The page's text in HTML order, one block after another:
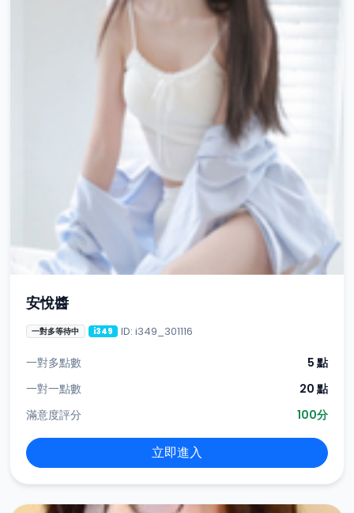
安悅醬
一對多等待中 i349 ID: i349_301116
一對多點數
5 點
一對一點數
20 點
滿意度評分
100分
立即進入